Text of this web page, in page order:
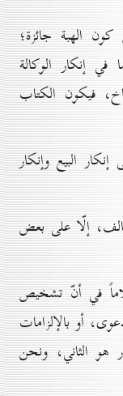
الهبة جائزة؛
إنكار الوكالة
فيكون الكتاب
البيع وإنكار
إلّا على بعض
في أنّ تشخيص
أو بالإلزامات
هو الثاني، ونحن